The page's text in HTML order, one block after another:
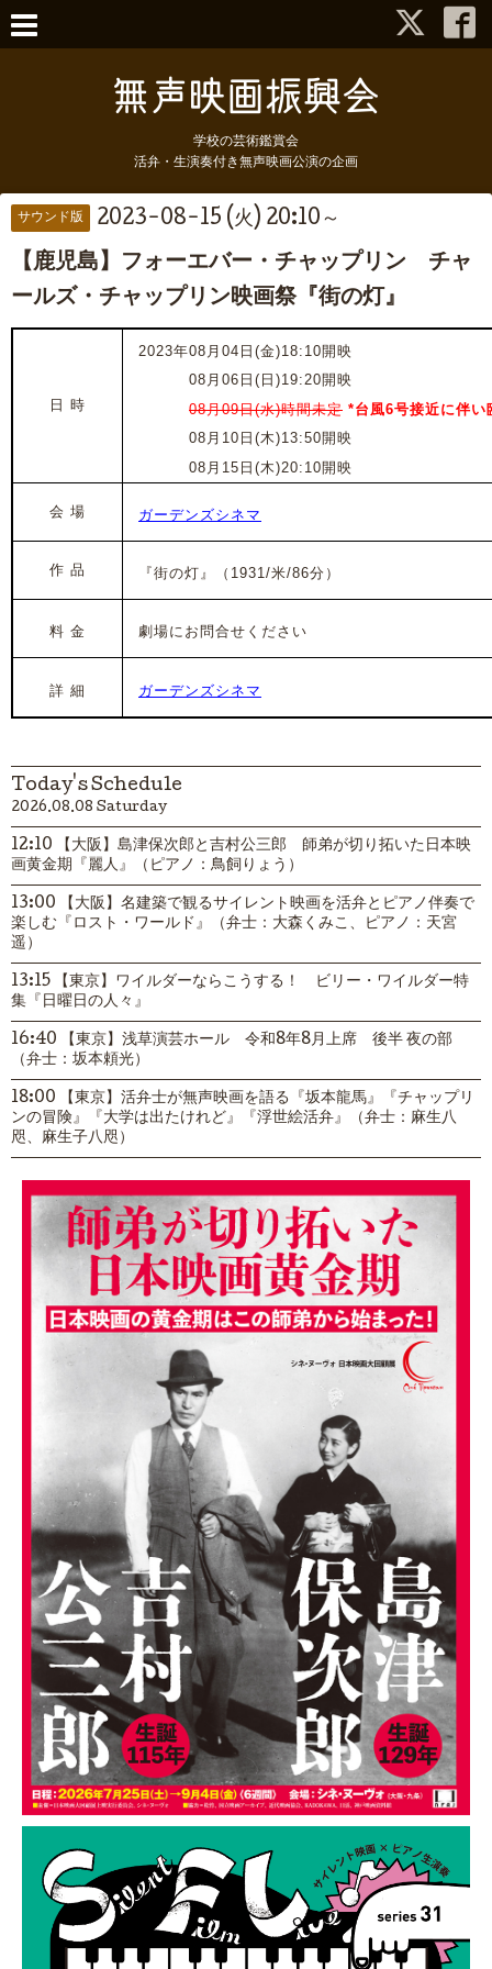
学校の芸術鑑賞会
活弁・生演奏付き無声映画公演の企画
サウンド版 2023-08-15 (火) 20:10～
【鹿児島】フォーエバー・チャップリン チャ
ールズ・チャップリン映画祭『街の灯』
日 時
2023年08月04日(金)18:10開映
08月06日(日)19:20開映
08月09日(水)時間未定 *台風6号接近に伴い
08月10日(木)13:50開映
08月15日(木)20:10開映
会 場 ガーデンズシネマ
作 品 『街の灯』（1931/米/86分）
料 金 劇場にお問合せください
詳 細 ガーデンズシネマ
Today's Schedule
2026.08.08 Saturday
12:10 【大阪】島津保次郎と吉村公三郎 師弟が切り拓いた日本映
画黄金期『麗人』（ピアノ：鳥飼りょう）
13:00 【大阪】名建築で観るサイレント映画を活弁とピアノ伴奏で
楽しむ『ロスト・ワールド』（弁士：大森くみこ、ピアノ：天宮
遥）
13:15 【東京】ワイルダーならこうする！ ビリー・ワイルダー特
集『日曜日の人々』
16:40 【東京】浅草演芸ホール 令和8年8月上席 後半 夜の部
（弁士：坂本頼光）
18:00 【東京】活弁士が無声映画を語る『坂本龍馬』『チャップリ
ンの冒険』『大学は出たけれど』『浮世絵活弁』（弁士：麻生八
咫、麻生子八咫）